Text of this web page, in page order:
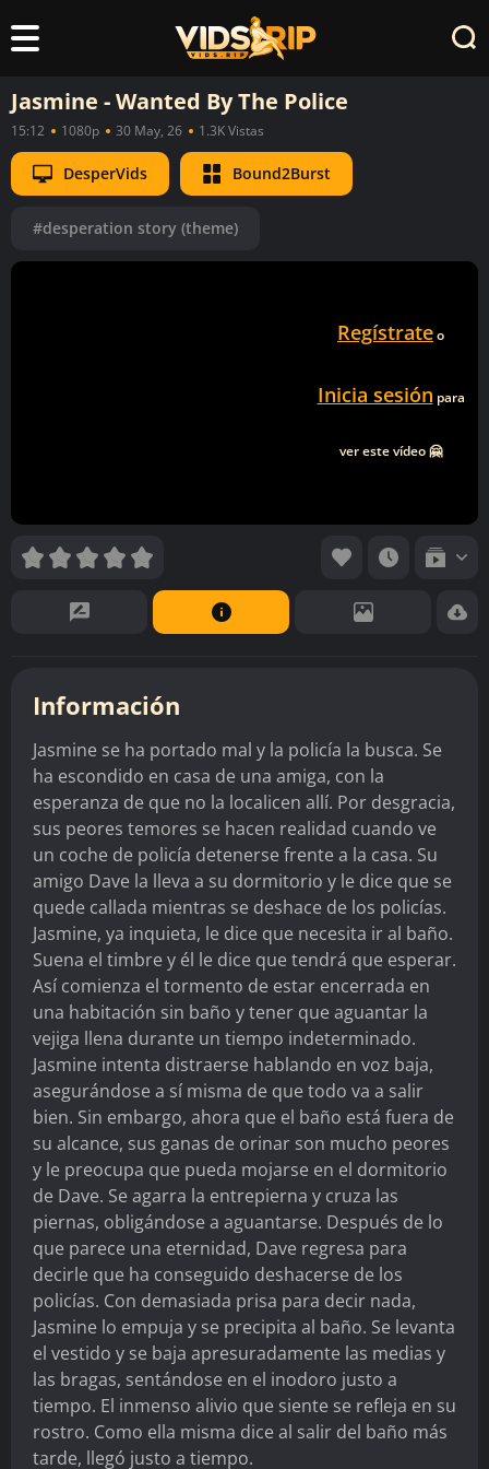
Jasmine - Wanted By The Police
15:12 1080p 30 May, 26 1.3K Vistas
DesperVids Bound2Burst
#desperation story (theme)
Regístrateo
Inicia sesión para
ver este vídeo 🤗
Información
Jasmine se ha portado mal y la policía la busca. Se
ha escondido en casa de una amiga, con la
esperanza de que no la localicen allí. Por desgracia,
sus peores temores se hacen realidad cuando ve
un coche de policía detenerse frente a la casa. Su
amigo Dave la lleva a su dormitorio y le dice que se
quede callada mientras se deshace de los policías.
Jasmine, ya inquieta, le dice que necesita ir al baño.
Suena el timbre y él le dice que tendrá que esperar.
Así comienza el tormento de estar encerrada en
una habitación sin baño y tener que aguantar la
vejiga llena durante un tiempo indeterminado.
Jasmine intenta distraerse hablando en voz baja,
asegurándose a sí misma de que todo va a salir
bien. Sin embargo, ahora que el baño está fuera de
su alcance, sus ganas de orinar son mucho peores
y le preocupa que pueda mojarse en el dormitorio
de Dave. Se agarra la entrepierna y cruza las
piernas, obligándose a aguantarse. Después de lo
que parece una eternidad, Dave regresa para
decirle que ha conseguido deshacerse de los
policías. Con demasiada prisa para decir nada,
Jasmine lo empuja y se precipita al baño. Se levanta
el vestido y se baja apresuradamente las medias y
las bragas, sentándose en el inodoro justo a
tiempo. El inmenso alivio que siente se refleja en su
rostro. Como ella misma dice al salir del baño más
tarde, llegó justo a tiempo.